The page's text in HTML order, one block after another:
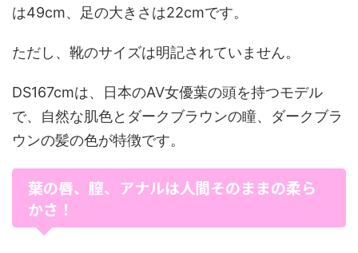
は49cm、足の大きさは22cmです。
ただし、靴のサイズは明記されていません。
DS167cmは、日本のAV女優葉の頭を持つモデル
で、自然な肌色とダークブラウンの瞳、ダークブラ
ウンの髪の色が特徴です。
葉の唇、膣、アナルは人間そのままの柔ら
かさ！